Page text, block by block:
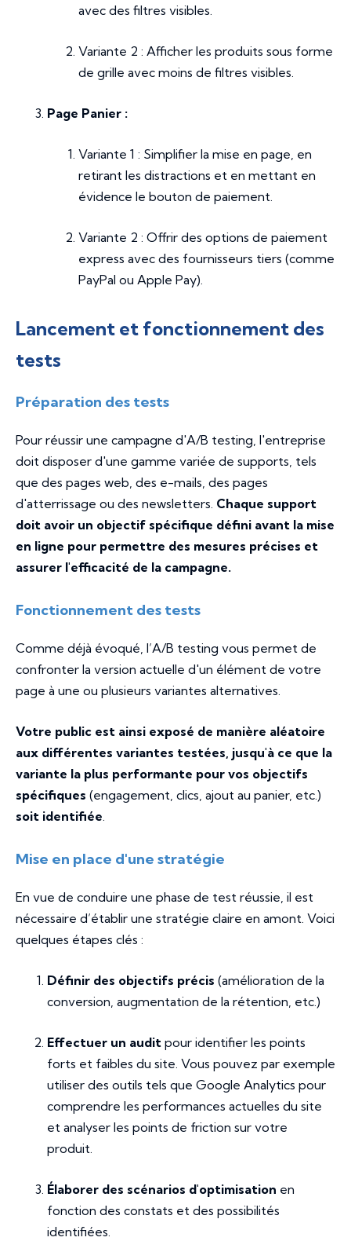
avec des filtres visibles.
Variante 2 : Afficher les produits sous forme
de grille avec moins de filtres visibles.
Page Panier :
Variante 1 : Simplifier la mise en page, en
retirant les distractions et en mettant en
évidence le bouton de paiement.
Variante 2 : Offrir des options de paiement
express avec des fournisseurs tiers (comme
PayPal ou Apple Pay).
Lancement et fonctionnement des
tests
Préparation des tests
Pour réussir une campagne d'A/B testing, l'entreprise
doit disposer d'une gamme variée de supports, tels
que des pages web, des e-mails, des pages
d'atterrissage ou des newsletters. Chaque support
doit avoir un objectif spécifique défini avant la mise
en ligne pour permettre des mesures précises et
assurer l'efficacité de la campagne.
Fonctionnement des tests
Comme déjà évoqué, l’A/B testing vous permet de
confronter la version actuelle d'un élément de votre
page à une ou plusieurs variantes alternatives.
Votre public est ainsi exposé de manière aléatoire
aux différentes variantes testées, jusqu'à ce que la
variante la plus performante pour vos objectifs
spécifiques (engagement, clics, ajout au panier, etc.)
soit identifiée.
Mise en place d'une stratégie
En vue de conduire une phase de test réussie, il est
nécessaire d’établir une stratégie claire en amont. Voici
quelques étapes clés :
Définir des objectifs précis (amélioration de la
conversion, augmentation de la rétention, etc.)
Effectuer un audit pour identifier les points
forts et faibles du site. Vous pouvez par exemple
utiliser des outils tels que Google Analytics pour
comprendre les performances actuelles du site
et analyser les points de friction sur votre
produit.
Élaborer des scénarios d'optimisation en
fonction des constats et des possibilités
identifiées.